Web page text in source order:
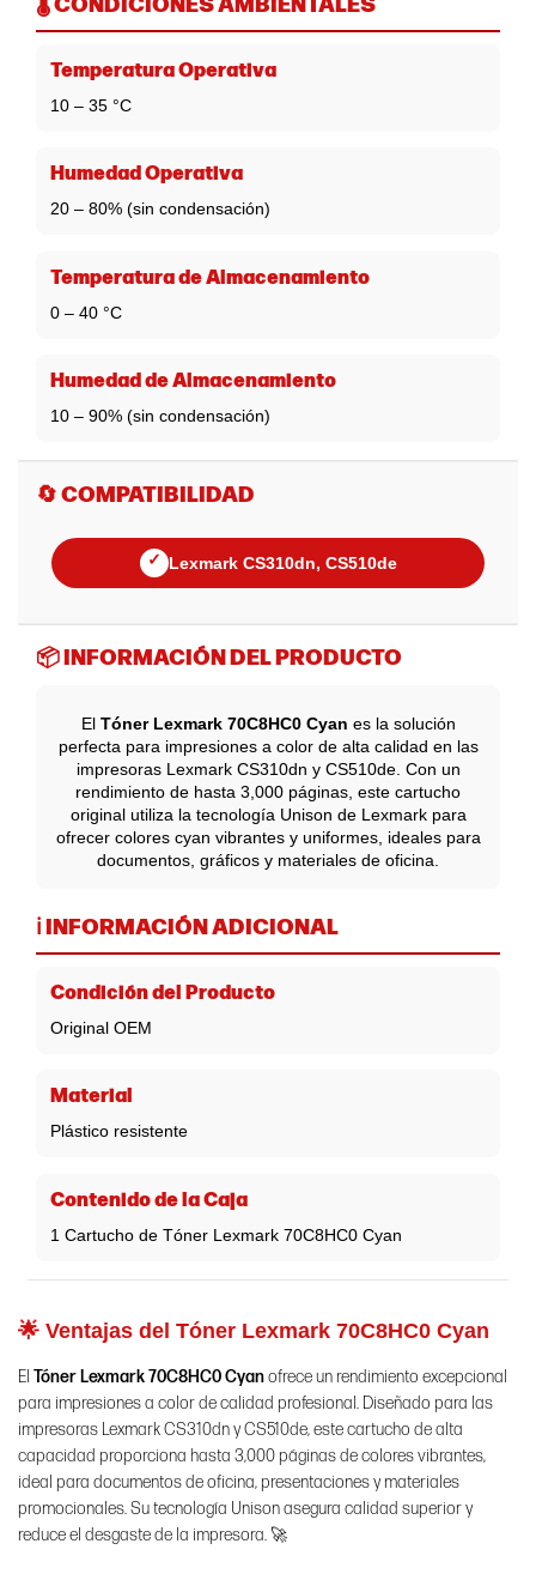
🌡️ CONDICIONES AMBIENTALES
Temperatura Operativa
10 – 35 °C
Humedad Operativa
20 – 80% (sin condensación)
Temperatura de Almacenamiento
0 – 40 °C
Humedad de Almacenamiento
10 – 90% (sin condensación)
🔄 COMPATIBILIDAD
✓ Lexmark CS310dn, CS510de
📦 INFORMACIÓN DEL PRODUCTO
El Tóner Lexmark 70C8HC0 Cyan es la solución
perfecta para impresiones a color de alta calidad en las
impresoras Lexmark CS310dn y CS510de. Con un
rendimiento de hasta 3,000 páginas, este cartucho
original utiliza la tecnología Unison de Lexmark para
ofrecer colores cyan vibrantes y uniformes, ideales para
documentos, gráficos y materiales de oficina.
ℹ️ INFORMACIÓN ADICIONAL
Condición del Producto
Original OEM
Material
Plástico resistente
Contenido de la Caja
1 Cartucho de Tóner Lexmark 70C8HC0 Cyan
🌟 Ventajas del Tóner Lexmark 70C8HC0 Cyan
El Tóner Lexmark 70C8HC0 Cyanofrece un rendimiento excepcional
para impresiones a color de calidad profesional. Diseñado para las
impresoras Lexmark CS310dn y CS510de, este cartucho de alta
capacidad proporciona hasta 3,000 páginas de colores vibrantes,
ideal para documentos de oficina, presentaciones y materiales
promocionales. Su tecnología Unison asegura calidad superior y
reduce el desgaste de la impresora. 🚀